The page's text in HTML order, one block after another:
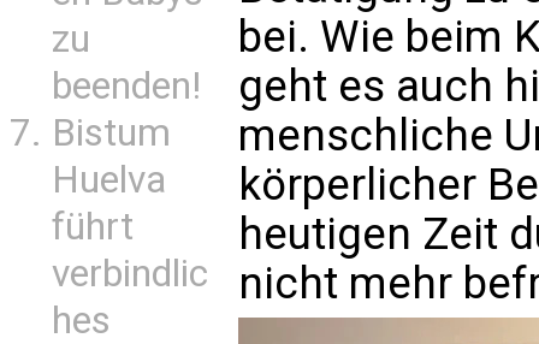
zu
beenden!
Bistum
Huelva
führt
verbindlic
hes
bei. Wie beim
geht es auch
menschliche
körperlicher
heutigen Zeit
nicht mehr